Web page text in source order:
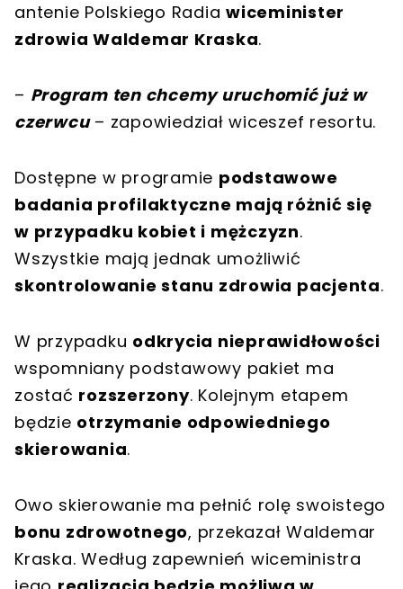
antenie Polskiego Radia wiceminister
zdrowia Waldemar Kraska.
– Program ten chcemy uruchomić już w
czerwcu– zapowiedział wiceszef resortu.
Dostępne w programie podstawowe
badania profilaktyczne mają różnić się
w przypadku kobiet i mężczyzn.
Wszystkie mają jednak umożliwić
skontrolowanie stanu zdrowia pacjenta.
W przypadku odkrycia nieprawidłowości
wspomniany podstawowy pakiet ma
zostać rozszerzony. Kolejnym etapem
będzie otrzymanie odpowiedniego
skierowania.
Owo skierowanie ma pełnić rolę swoistego
bonu zdrowotnego, przekazał Waldemar
Kraska. Według zapewnień wiceministra